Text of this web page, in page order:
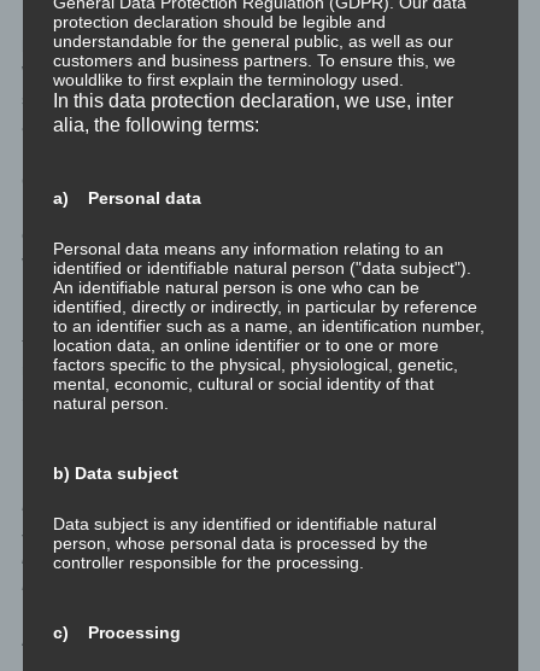
Die Kundalini ist – wie eingangs in der Definition von Wikipedia
bereits erwähnt – eine Urkraft, die in jedem Menschen im
Wurzelchakra ruht. Sie wird als eingerollte schlafende Schlange
symbolisiert, die erwachen und der Wirbelsäule entlang durch
alle Chakren nach oben ins siebte Chakra steigen kann.
Kundalini beliebtes zentrales Thema zahlreicher Workshops, und
oft wird das vollständige Aufsteigen der Kundalini in 20 Minuten
versprochen.
Hier ein paar weitere Wissenspunkte: Die Kundalini ist pures
feminines Prinzip, also Shakti und Energie. Im siebten Chakra
ruht das pure Bewusstsein, das das maskuline Prinzip und damit
Shiva darstellt. Das feminine Prinzip ist Energie, Veränderung,
symbolisiert also die Vereinigung von femininem Prinzip und
maskulinem Prinzip. Gleichzeitig sind alle sieben Chakren in
Alleine derkursiveAbsatz eben setzt voraus:
protection declaration should be legible and
understandable for the general public, as well as our
customers and business partners. To ensure this, we
wouldlike to first explain the terminology used.
In this data protection declaration, we use, inter
alia, the following terms:
a) Personal data
Personal data means any information relating to an
identified or identifiable natural person ("data subject").
An identifiable natural person is one who can be
identified, directly or indirectly, in particular by reference
to an identifier such as a name, an identification number,
location data, an online identifier or to one or more
factors specific to the physical, physiological, genetic,
mental, economic, cultural or social identity of that
natural person.
b) Data subject
Data subject is any identified or identifiable natural
person, whose personal data is processed by the
controller responsible for the processing.
c) Processing